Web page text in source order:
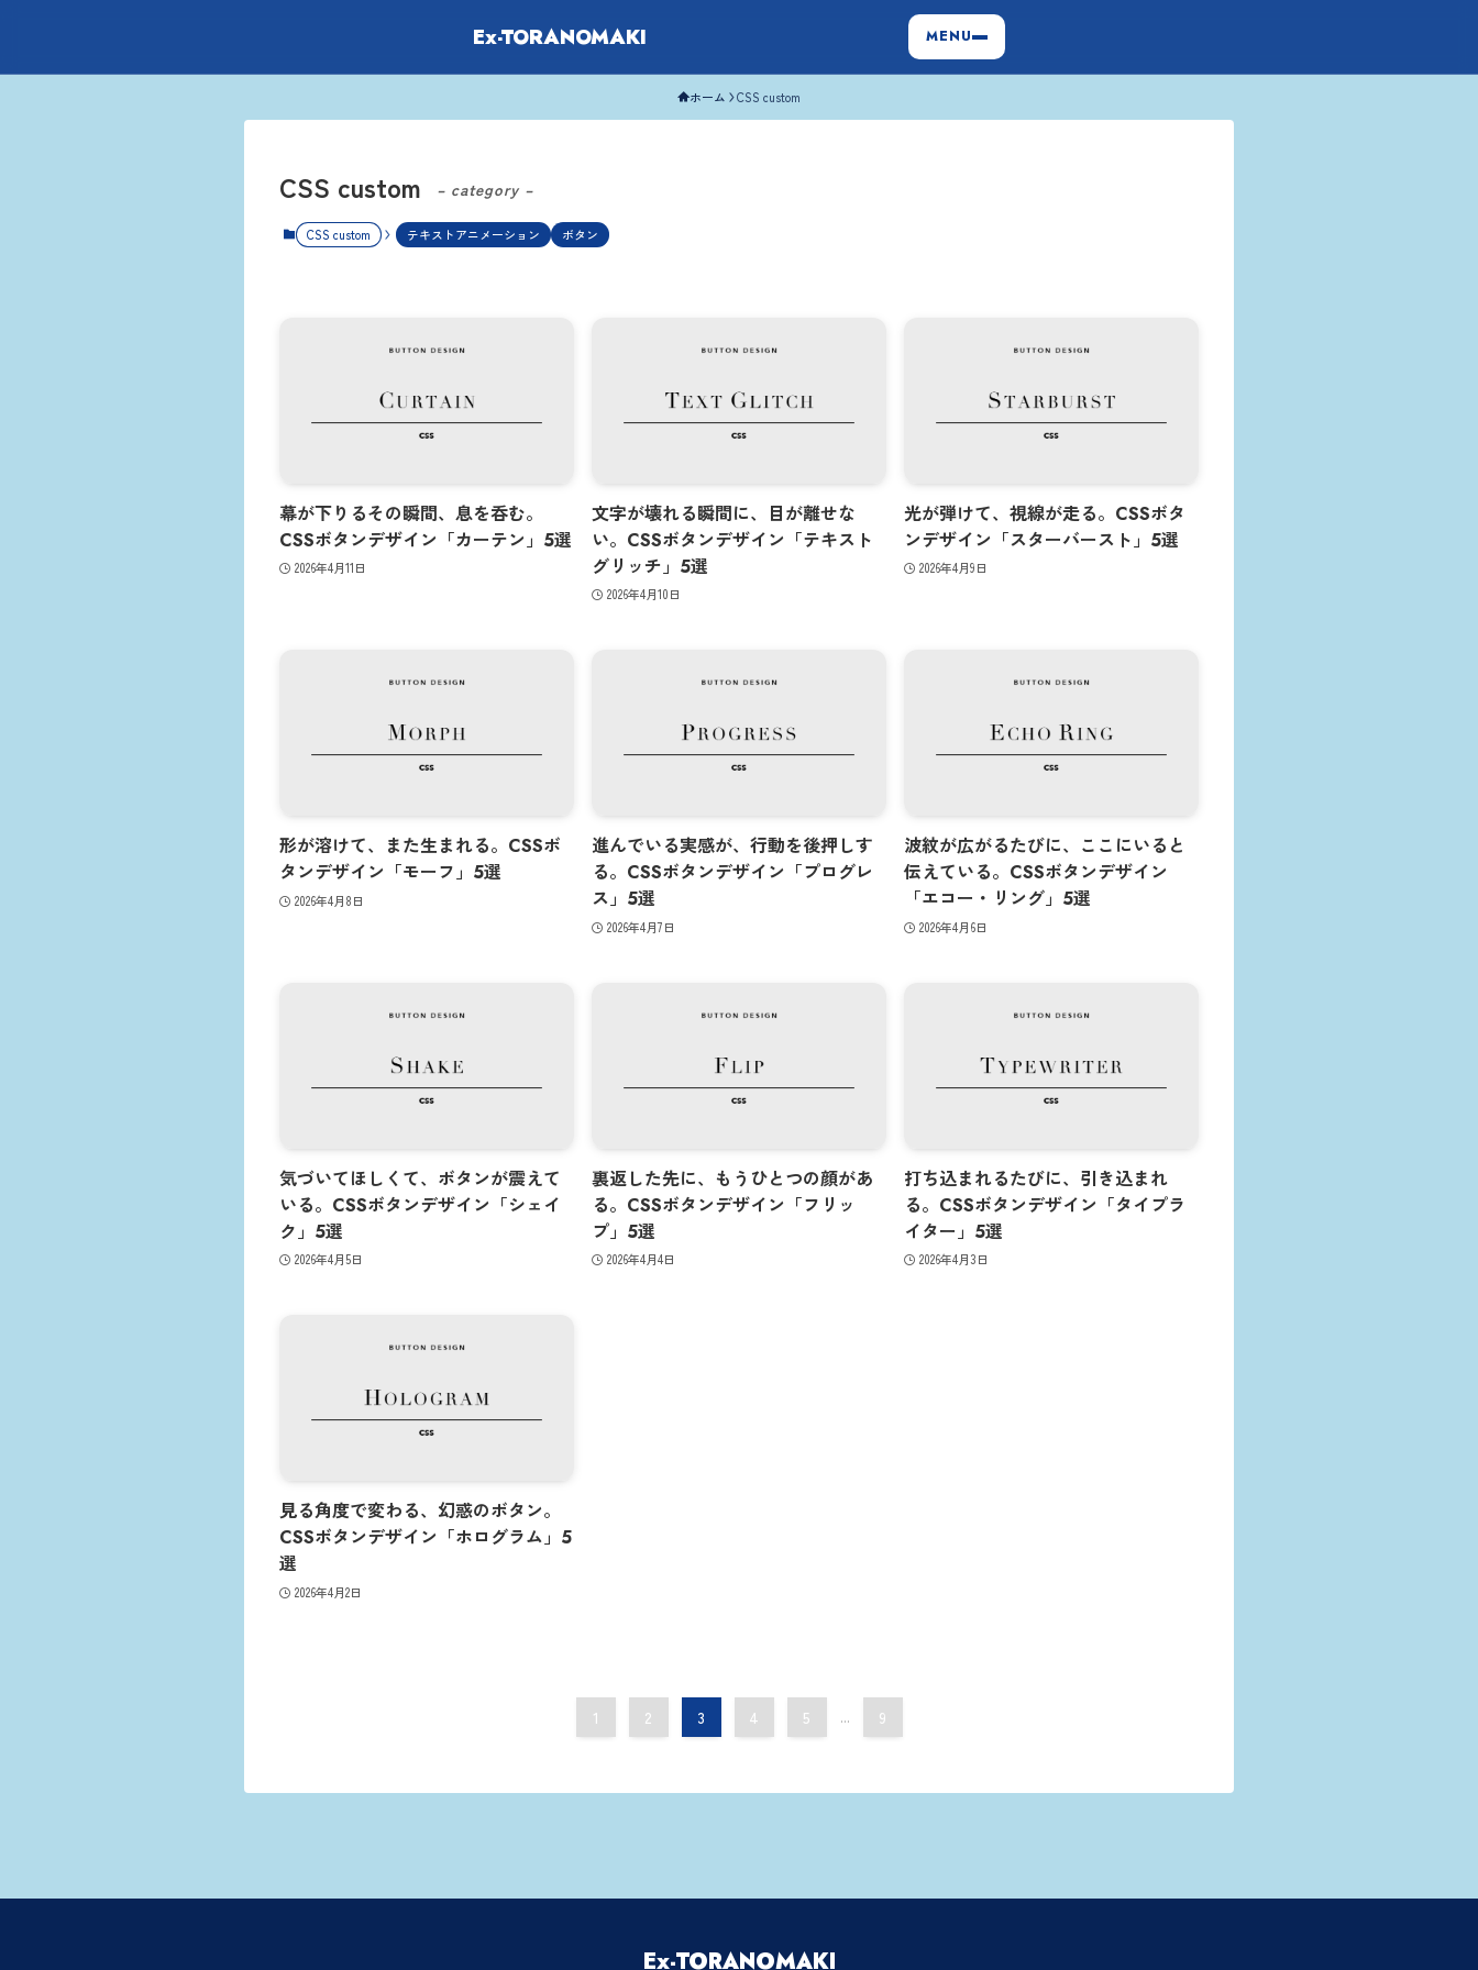
Ex-TORANOMAKI MENU
ホーム CSS custom
CSS custom – category –
CSS custom テキストアニメーション ボタン
幕が下りるその瞬間、息を呑む。
CSSボタンデザイン「カーテン」5選
2026年4月11日
文字が壊れる瞬間に、目が離せな
い。CSSボタンデザイン「テキスト
グリッチ」5選
2026年4月10日
光が弾けて、視線が走る。CSSボタ
ンデザイン「スターバースト」5選
2026年4月9日
形が溶けて、また生まれる。CSSボ
タンデザイン「モーフ」5選
2026年4月8日
進んでいる実感が、行動を後押しす
る。CSSボタンデザイン「プログレ
ス」5選
2026年4月7日
波紋が広がるたびに、ここにいると
伝えている。CSSボタンデザイン
「エコー・リング」5選
2026年4月6日
気づいてほしくて、ボタンが震えて
いる。CSSボタンデザイン「シェイ
ク」5選
2026年4月5日
裏返した先に、もうひとつの顔があ
る。CSSボタンデザイン「フリッ
プ」5選
2026年4月4日
打ち込まれるたびに、引き込まれ
る。CSSボタンデザイン「タイプラ
イター」5選
2026年4月3日
見る角度で変わる、幻惑のボタン。
CSSボタンデザイン「ホログラム」5
選
2026年4月2日
1 2 3 4 5 ... 9
Ex-TORANOMAKI